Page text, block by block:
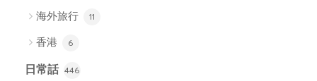
海外旅行 11
香港 6
日常話 446